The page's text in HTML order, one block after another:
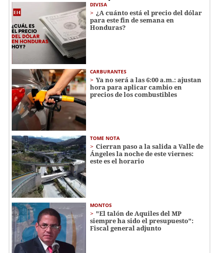
DIVISA
¿A cuánto está el precio del dólar
para este fin de semana en
Honduras?
CARBURANTES
Ya no será a las 6:00 a.m.: ajustan
hora para aplicar cambio en
precios de los combustibles
TOME NOTA
Cierran paso a la salida a Valle de
Ángeles la noche de este viernes:
este es el horario
MONTOS
"El talón de Aquiles del MP
siempre ha sido el presupuesto":
Fiscal general adjunto